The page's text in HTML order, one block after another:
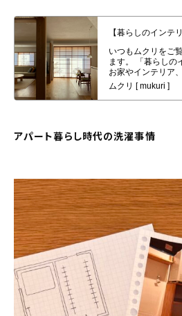
【暮らしのインテリア】素材感やデザインを
やこだわり〜和を感じる平屋に暮らす（
アパート暮らし時代の洗濯事情